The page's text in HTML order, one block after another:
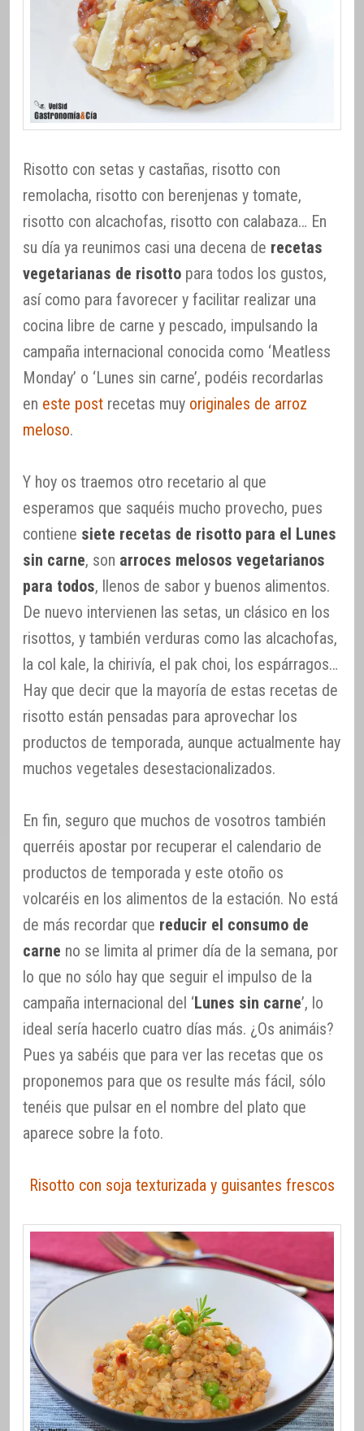
Risotto con setas y castañas, risotto con
remolacha, risotto con berenjenas y tomate,
risotto con alcachofas, risotto con calabaza… En
su día ya reunimos casi una decena de recetas
vegetarianas de risotto para todos los gustos,
así como para favorecer y facilitar realizar una
cocina libre de carne y pescado, impulsando la
campaña internacional conocida como ‘Meatless
Monday’ o ‘Lunes sin carne’, podéis recordarlas
en este post recetas muy originales de arroz
meloso.
Y hoy os traemos otro recetario al que
esperamos que saquéis mucho provecho, pues
contiene siete recetas de risotto para el Lunes
sin carne, son arroces melosos vegetarianos
para todos, llenos de sabor y buenos alimentos.
De nuevo intervienen las setas, un clásico en los
risottos, y también verduras como las alcachofas,
la col kale, la chirivía, el pak choi, los espárragos…
Hay que decir que la mayoría de estas recetas de
risotto están pensadas para aprovechar los
productos de temporada, aunque actualmente hay
muchos vegetales desestacionalizados.
En fin, seguro que muchos de vosotros también
querréis apostar por recuperar el calendario de
productos de temporada y este otoño os
volcaréis en los alimentos de la estación. No está
de más recordar que reducir el consumo de
carne no se limita al primer día de la semana, por
lo que no sólo hay que seguir el impulso de la
campaña internacional del ‘Lunes sin carne’, lo
ideal sería hacerlo cuatro días más. ¿Os animáis?
Pues ya sabéis que para ver las recetas que os
proponemos para que os resulte más fácil, sólo
tenéis que pulsar en el nombre del plato que
aparece sobre la foto.
Risotto con soja texturizada y guisantes frescos